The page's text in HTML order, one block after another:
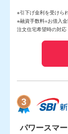
※引下げ金利を受けら
※融資手数料=お借入金
注文住宅希望時の対
パワースマ